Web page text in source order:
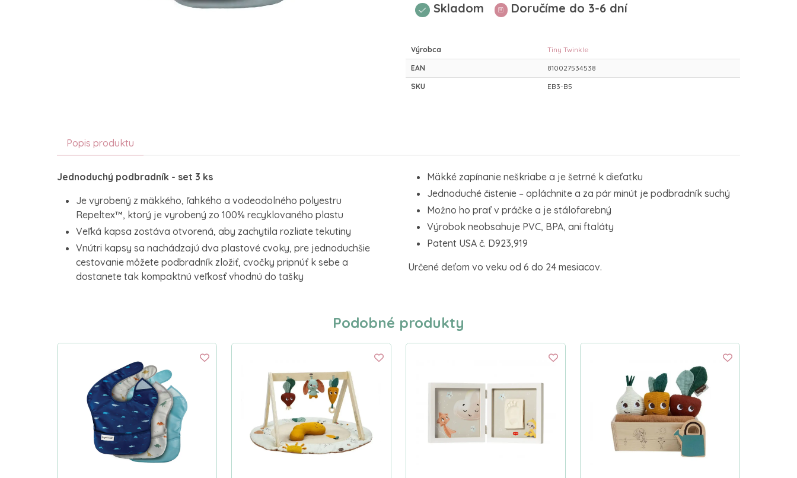
Skladom Doručíme do 3-6 dní
Výrobca Tiny Twinkle
EAN 810027534538
SKU EB3-B5
Popis produktu
Jednoduchý podbradník - set 3 ks
Je vyrobený z mäkkého, ľahkého a vodeodolného polyestru
Repeltex™, ktorý je vyrobený zo 100% recyklovaného plastu
Veľká kapsa zostáva otvorená, aby zachytila rozliate tekutiny
Vnútri kapsy sa nachádzajú dva plastové cvoky, pre jednoduchšie
cestovanie môžete podbradník zložiť, cvočky pripnúť k sebe a
dostanete tak kompaktnú veľkosť vhodnú do tašky
Mäkké zapínanie neškriabe a je šetrné k dieťatku
Jednoduché čistenie – opláchnite a za pár minút je podbradník suchý
Možno ho prať v práčke a je stálofarebný
Výrobok neobsahuje PVC, BPA, ani ftaláty
Patent USA č. D923,919
Určené deťom vo veku od 6 do 24 mesiacov.
Podobné produkty